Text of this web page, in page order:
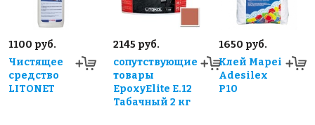
1100 руб.
Чистящее
средство
LITONET
2145 руб.
сопутствующие
товары
EpoxyElite E.12
Табачный 2 кг
1650 руб.
Клей Mapei
Adesilex
P10